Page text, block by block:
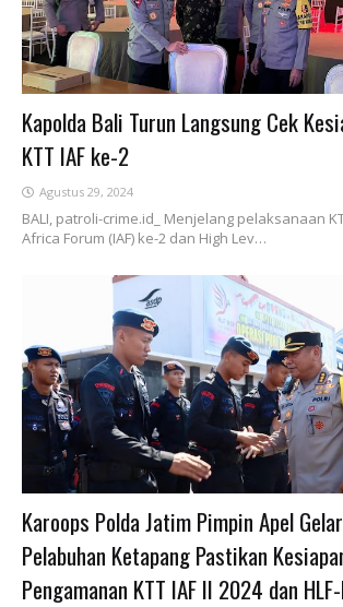
Kapolda Bali Turun Langsung Cek
KTT IAF ke-2
Agustus 29, 2024
BALI, patroli-crime.id_ Menjelang pelaksanaan
Africa Forum (IAF) ke-2 dan High Lev…
Karoops Polda Jatim Pimpin Apel
Pelabuhan Ketapang Pastikan
Pengamanan KTT IAF II 2024 dan